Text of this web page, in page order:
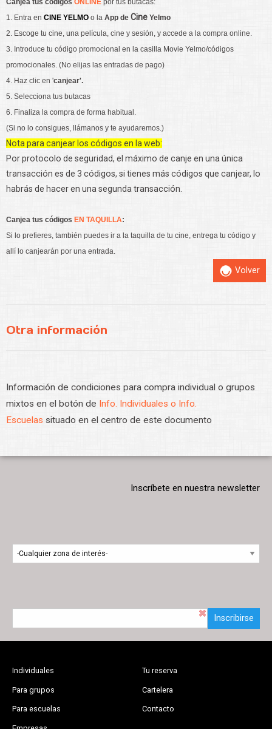
Canjea tus códigos ONLINE por tus butacas:
1. Entra en CINE YELMO o la App de Cine Yelmo
2. Escoge tu cine, una película, cine y sesión, y accede a la compra online.
3. Introduce tu código promocional en la casilla Movie Yelmo/códigos
promocionales. (No elijas las entradas de pago)
4. Haz clic en 'canjear'.
5. Selecciona tus butacas
6. Finaliza la compra de forma habitual.
(Si no lo consigues, llámanos y te ayudaremos.)
Nota para canjear los códigos en la web:
Por protocolo de seguridad, el máximo de canje en una única
transacción es de 3 códigos, si tienes más códigos que canjear, lo
habrás de hacer en una segunda transacción.
Canjea tus códigos EN TAQUILLA:
Si lo prefieres, también puedes ir a la taquilla de tu cine, entrega tu código y
allí lo canjearán por una entrada.
Volver
Otra información
Información de condiciones para compra individual o grupos
mixtos en el botón de Info. Individuales o Info.
Escuelas situado en el centro de este documento
Inscríbete en nuestra newsletter
Inscribirse
Individuales
Para grupos
Para escuelas
Tu reserva
Cartelera
Contacto